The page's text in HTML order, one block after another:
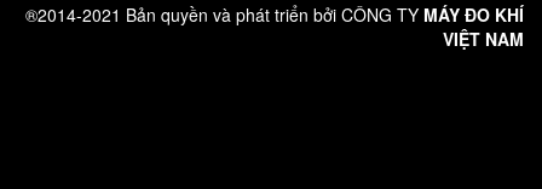
®2014-2021 Bản quyền và phát triển bởi CÔNG TY MÁY ĐO KHÍ
VIỆT NAM